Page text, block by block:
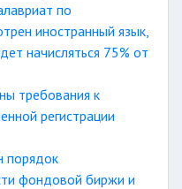
по
иностранный язык,
начисляться 75% от
требования к
регистрации
порядок
фондовой биржи и